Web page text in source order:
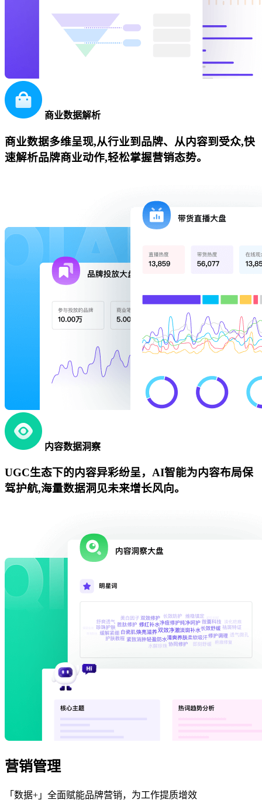
商业数据解析
商业数据多维呈现,从行业到品牌、从内容到受众,快
速解析品牌商业动作,轻松掌握营销态势。
内容数据洞察
UGC生态下的内容异彩纷呈，AI智能为内容布局保
驾护航,海量数据洞见未来增长风向。
营销管理
「数据+」全面赋能品牌营销，为工作提质增效